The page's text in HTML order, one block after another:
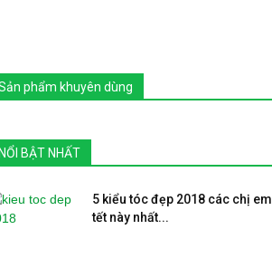
phẩm khuyên dùng
NỔI BẬT NHẤT
5 kiểu tóc đẹp 2018 các chị em
tết này nhất...